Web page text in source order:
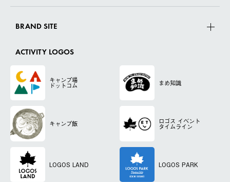
BRAND SITE
ACTIVITY LOGOS
キャンプ場
ドットコム まめ知識
キャンプ飯 ロゴス イベント
タイムライン
LOGOS LAND LOGOS PARK